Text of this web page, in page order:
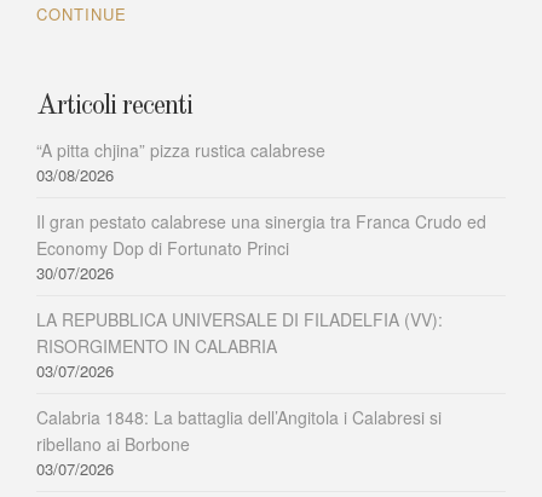
CONTINUE
Articoli recenti
“A pitta chjina” pizza rustica calabrese
03/08/2026
Il gran pestato calabrese una sinergia tra Franca Crudo ed
Economy Dop di Fortunato Princi
30/07/2026
LA REPUBBLICA UNIVERSALE DI FILADELFIA (VV):
RISORGIMENTO IN CALABRIA
03/07/2026
Calabria 1848: La battaglia dell’Angitola i Calabresi si
ribellano ai Borbone
03/07/2026